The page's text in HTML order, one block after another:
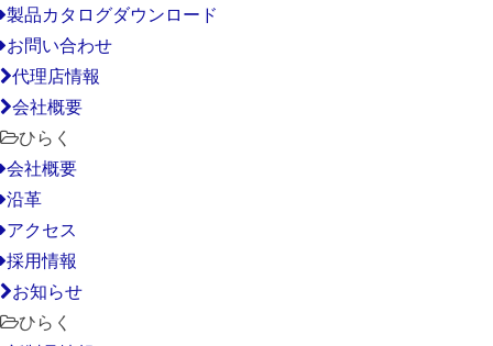
製品カタログダウンロード
お問い合わせ
代理店情報
会社概要
ひらく
会社概要
沿革
アクセス
採用情報
お知らせ
ひらく